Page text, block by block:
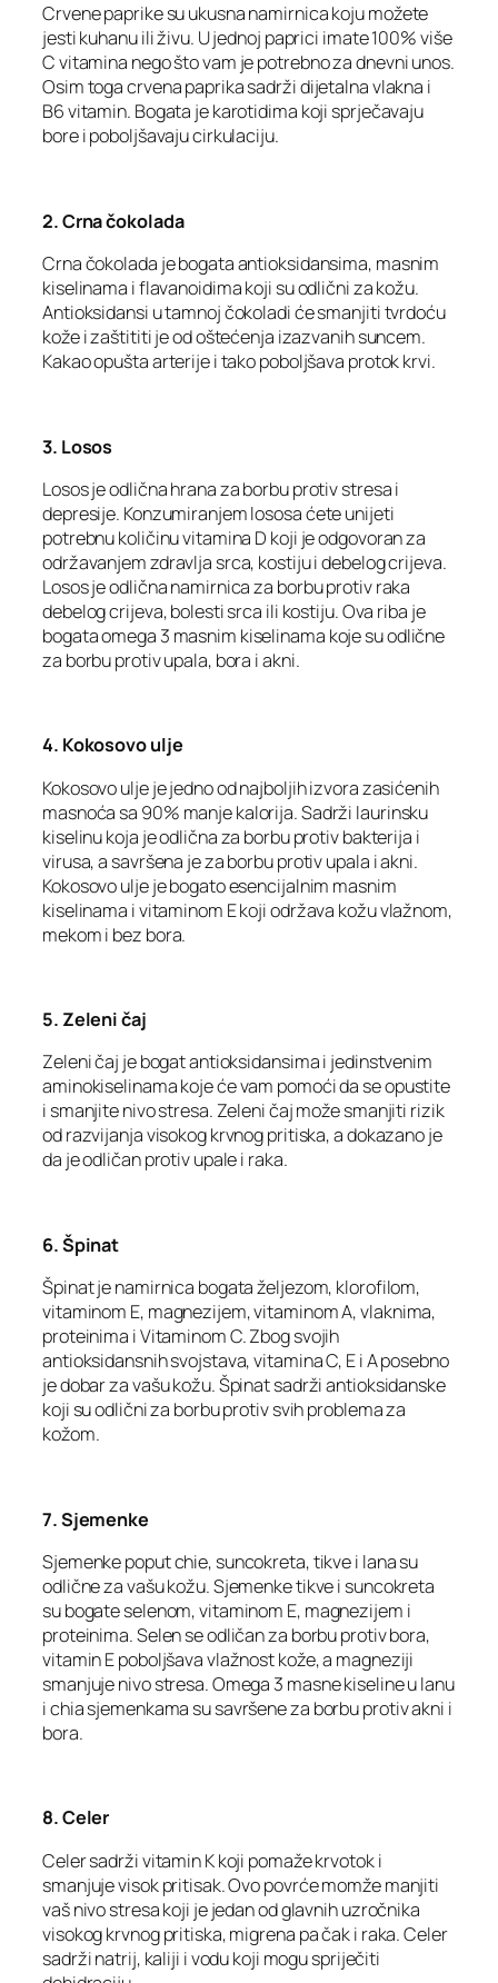
Crvene paprike su ukusna namirnica koju možete
jesti kuhanu ili živu. U jednoj paprici imate 100% više
C vitamina nego što vam je potrebno za dnevni unos.
Osim toga crvena paprika sadrži dijetalna vlakna i
B6 vitamin. Bogata je karotidima koji sprječavaju
bore i poboljšavaju cirkulaciju.
2. Crna čokolada
Crna čokolada je bogata antioksidansima, masnim
kiselinama i flavanoidima koji su odlični za kožu.
Antioksidansi u tamnoj čokoladi će smanjiti tvrdoću
kože i zaštititi je od oštećenja izazvanih suncem.
Kakao opušta arterije i tako poboljšava protok krvi.
3. Losos
Losos je odlična hrana za borbu protiv stresa i
depresije. Konzumiranjem lososa ćete unijeti
potrebnu količinu vitamina D koji je odgovoran za
održavanjem zdravlja srca, kostiju i debelog crijeva.
Losos je odlična namirnica za borbu protiv raka
debelog crijeva, bolesti srca ili kostiju. Ova riba je
bogata omega 3 masnim kiselinama koje su odlične
za borbu protiv upala, bora i akni.
4. Kokosovo ulje
Kokosovo ulje je jedno od najboljih izvora zasićenih
masnoća sa 90% manje kalorija. Sadrži laurinsku
kiselinu koja je odlična za borbu protiv bakterija i
virusa, a savršena je za borbu protiv upala i akni.
Kokosovo ulje je bogato esencijalnim masnim
kiselinama i vitaminom E koji održava kožu vlažnom,
mekom i bez bora.
5. Zeleni čaj
Zeleni čaj je bogat antioksidansima i jedinstvenim
aminokiselinama koje će vam pomoći da se opustite
i smanjite nivo stresa. Zeleni čaj može smanjiti rizik
od razvijanja visokog krvnog pritiska, a dokazano je
da je odličan protiv upale i raka.
6. Špinat
Špinat je namirnica bogata željezom, klorofilom,
vitaminom E, magnezijem, vitaminom A, vlaknima,
proteinima i Vitaminom C. Zbog svojih
antioksidansnih svojstava, vitamina C, E i A posebno
je dobar za vašu kožu. Špinat sadrži antioksidanske
koji su odlični za borbu protiv svih problema za
kožom.
7. Sjemenke
Sjemenke poput chie, suncokreta, tikve i lana su
odlične za vašu kožu. Sjemenke tikve i suncokreta
su bogate selenom, vitaminom E, magnezijem i
proteinima. Selen se odličan za borbu protiv bora,
vitamin E poboljšava vlažnost kože, a magneziji
smanjuje nivo stresa. Omega 3 masne kiseline u lanu
i chia sjemenkama su savršene za borbu protiv akni i
bora.
8. Celer
Celer sadrži vitamin K koji pomaže krvotok i
smanjuje visok pritisak. Ovo povrće momže manjiti
vaš nivo stresa koji je jedan od glavnih uzročnika
visokog krvnog pritiska, migrena pa čak i raka. Celer
sadrži natrij, kaliji i vodu koji mogu spriječiti